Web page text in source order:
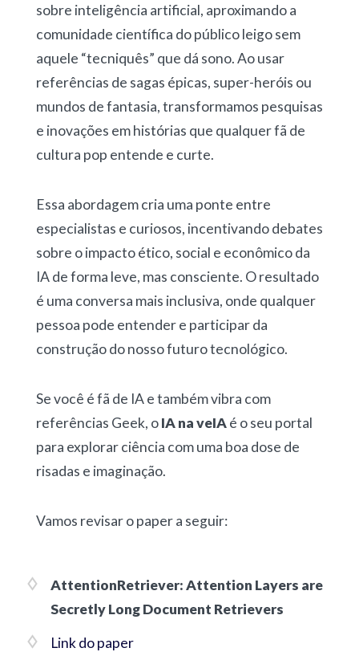
sobre inteligência artificial, aproximando a
comunidade científica do público leigo sem
aquele “tecniquês” que dá sono. Ao usar
referências de sagas épicas, super-heróis ou
mundos de fantasia, transformamos pesquisas
e inovações em histórias que qualquer fã de
cultura pop entende e curte.
Essa abordagem cria uma ponte entre
especialistas e curiosos, incentivando debates
sobre o impacto ético, social e econômico da
IA de forma leve, mas consciente. O resultado
é uma conversa mais inclusiva, onde qualquer
pessoa pode entender e participar da
construção do nosso futuro tecnológico.
Se você é fã de IA e também vibra com
referências Geek, oIA na veIAé o seu portal
para explorar ciência com uma boa dose de
risadas e imaginação.
Vamos revisar o paper a seguir:
AttentionRetriever: Attention Layers are
Secretly Long Document Retrievers
Link do paper